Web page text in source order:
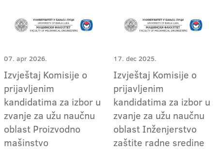
07. apr 2026.
Izvještaj Komisije o
prijavljenim
kandidatima za izbor u
zvanje za užu naučnu
oblast Proizvodno
mašinstvo
17. dec 2025.
Izvještaj Komisije o
prijavljenim
kandidatima za izbor u
zvanje za užu naučnu
oblast Inženjerstvo
zaštite radne sredine